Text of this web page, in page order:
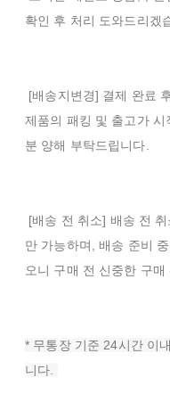
확인 후 처리 도와드리겠
[배송지변경] 결제 완료
제품의 패킹 및 출고가
분 양해 부탁드립니다.
[배송 전 취소] 배송 전
만 가능하며, 배송 준비
오니 구매 전 신중한 구
* 무통장 기준 24시간 이
니다.